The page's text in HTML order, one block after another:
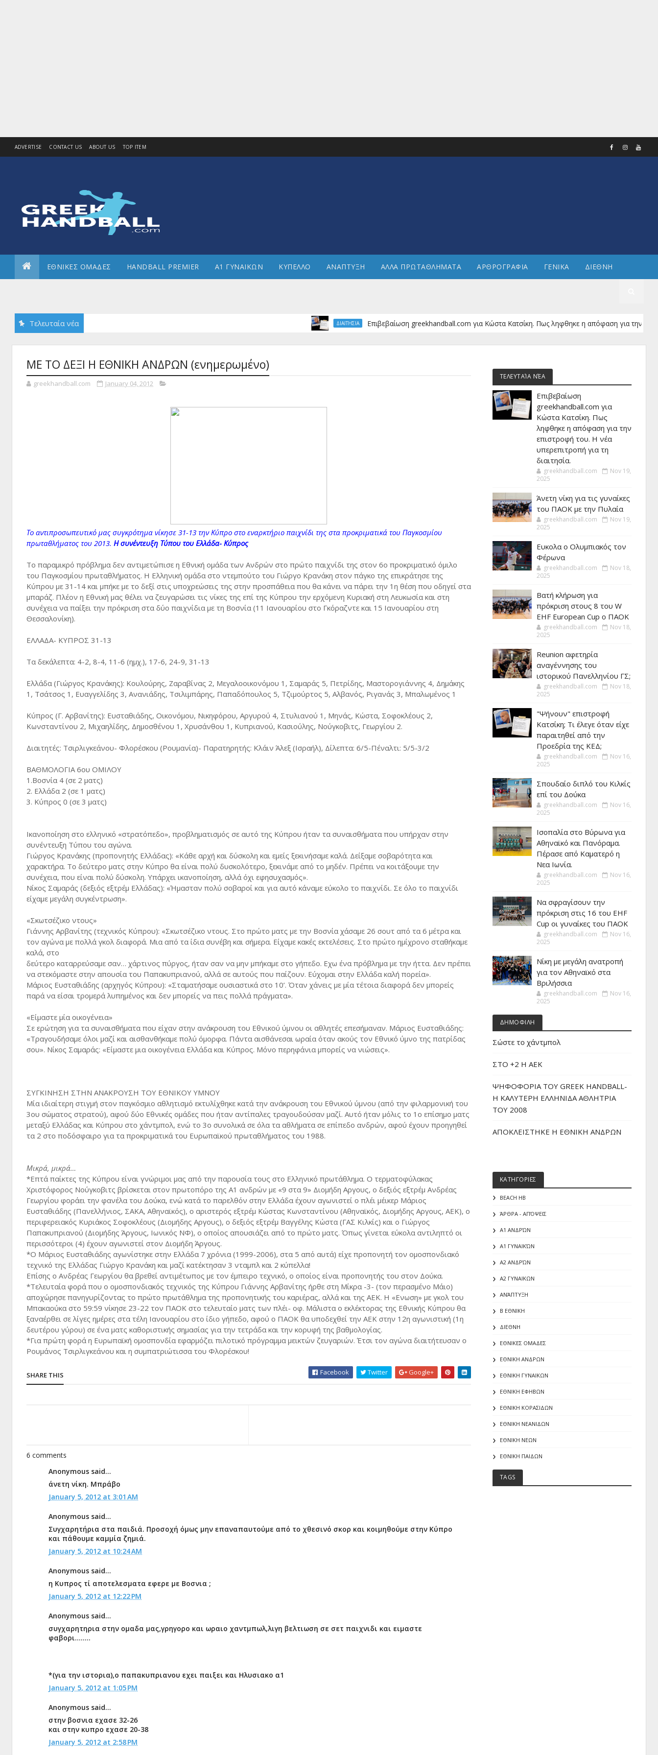
ADVERTISE CONTACT US ABOUT US TOP ITEM
ΕΘΝΙΚΕΣ ΟΜΑΔΕΣ HANDBALL PREMIER Α1 ΓΥΝΑΙΚΩΝ ΚΥΠΕΛΛΟ ΑΝΑΠΤΥΞΗ ΑΛΛΑ ΠΡΩΤΑΘΛΗΜΑΤΑ ΑΡΘΡΟΓΡΑΦΙΑ ΓΕΝΙΚΑ ΔΙΕΘΝΗ
Τελευταία νέα ΔΙΑΙΤΗΣΙΑ Επιβεβαίωση greekhandball.com για Κώστα Κατσίκη. Πως ληφθηκε η απόφαση για την επιστροφή
ΜΕ ΤΟ ΔΕΞΙ Η ΕΘΝΙΚΗ ΑΝΔΡΩΝ (ενημερωμένο)
greekhandball.com January 04, 2012
Το αντιπροσωπευτικό μας συγκρότημα νίκησε 31-13 την Κύπρο στο εναρκτήριο παιχνίδι της στα προκριματικά του Παγκοσμίου
πρωταθλήματος του 2013. Η συνέντευξη Τύπου του Ελλάδα- Κύπρος
Το παραμικρό πρόβλημα δεν αντιμετώπισε η Εθνική ομάδα των Ανδρών στο πρώτο παιχνίδι της στον 6ο προκριματικό όμιλο
του Παγκοσμίου πρωταθλήματος. Η Ελληνική ομάδα στο ντεμπούτο του Γιώργο Κρανάκη στον πάγκο της επικράτησε της
Κύπρου με 31-14 και μπήκε με το δεξί στις υποχρεώσεις της στην προσπάθεια που θα κάνει να πάρει την 1η θέση που οδηγεί στα
μπαράζ. Πλέον η Εθνική μας θέλει να ζευγαρώσει τις νίκες της επί της Κύπρου την ερχόμενη Κυριακή στη Λευκωσία και στη
συνέχεια να παίξει την πρόκριση στα δύο παιχνίδια με τη Βοσνία (11 Ιανουαρίου στο Γκόραζντε και 15 Ιανουαρίου στη
Θεσσαλονίκη).
ΕΛΛΑΔΑ- ΚΥΠΡΟΣ 31-13
Τα δεκάλεπτα: 4-2, 8-4, 11-6 (ημχ.), 17-6, 24-9, 31-13
Ελλάδα (Γιώργος Κρανάκης): Κουλούρης, Ζαραβίνας 2, Μεγαλοοικονόμου 1, Σαμαράς 5, Πετρίδης, Μαστορογιάννης 4, Δημάκης
1, Τσάτσος 1, Ευαγγελίδης 3, Ανανιάδης, Τσιλιμπάρης, Παπαδόπουλος 5, Τζιμούρτος 5, Αλβανός, Ριγανάς 3, Μπαλωμένος 1
Κύπρος (Γ. Αρβανίτης): Ευσταθιάδης, Οικονόμου, Νικηφόρου, Αργυρού 4, Στυλιανού 1, Μηνάς, Κώστα, Σοφοκλέους 2,
Κωνσταντίνου 2, Μιχαηλίδης, Δημοσθένου 1, Χρυσάνθου 1, Κυπριανού, Κασιούλης, Νούγκοβιτς, Γεωργίου 2.
Διαιτητές: Τσιρλιγκεάνου- Φλορέσκου (Ρουμανία)- Παρατηρητής: Κλάιν Άλεξ (Ισραήλ), Δίλεπτα: 6/5-Πέναλτι: 5/5-3/2
ΒΑΘΜΟΛΟΓΙΑ 6ου ΟΜΙΛΟΥ
1.Βοσνία 4 (σε 2 ματς)
2. Ελλάδα 2 (σε 1 ματς)
3. Κύπρος 0 (σε 3 ματς)
Ικανοποίηση στο ελληνικό «στρατόπεδο», προβληματισμός σε αυτό της Κύπρου ήταν τα συναισθήματα που υπήρχαν στην
συνέντευξη Τύπου του αγώνα.
Γιώργος Κρανάκης (προπονητής Ελλάδας): «Κάθε αρχή και δύσκολη και εμείς ξεκινήσαμε καλά. Δείξαμε σοβαρότητα και
χαρακτήρα. Το δεύτερο ματς στην Κύπρο θα είναι πολύ δυσκολότερο, ξεκινάμε από το μηδέν. Πρέπει να κοιτάξουμε την
συνέχεια, που είναι πολύ δύσκολη. Υπάρχει ικανοποίηση, αλλά όχι εφησυχασμός».
Νίκος Σαμαράς (δεξιός εξτρέμ Ελλάδας): «Ήμασταν πολύ σοβαροί και για αυτό κάναμε εύκολο το παιχνίδι. Σε όλο το παιχνίδι
είχαμε μεγάλη συγκέντρωση».
«Σκωτσέζικο ντους»
Γιάννης Αρβανίτης (τεχνικός Κύπρου): «Σκωτσέζικο ντους. Στο πρώτο ματς με την Βοσνία χάσαμε 26 σουτ από τα 6 μέτρα και
τον αγώνα με πολλά γκολ διαφορά. Μια από τα ίδια συνέβη και σήμερα. Είχαμε κακές εκτελέσεις. Στο πρώτο ημίχρονο σταθήκαμε
καλά, στο
δεύτερο καταρρεύσαμε σαν… χάρτινος πύργος, ήταν σαν να μην μπήκαμε στο γήπεδο. Εχω ένα πρόβλημα με την ήττα. Δεν πρέπει
να στεκόμαστε στην απουσία του Παπακυπριανού, αλλά σε αυτούς που παίζουν. Εύχομαι στην Ελλάδα καλή πορεία».
Μάριος Ευσταθιάδης (αρχηγός Κύπρου): «Σταματήσαμε ουσιαστικά στο 10’. Όταν χάνεις με μία τέτοια διαφορά δεν μπορείς
παρά να είσαι τρομερά λυπημένος και δεν μπορείς να πεις πολλά πράγματα».
«Είμαστε μία οικογένεια»
Σε ερώτηση για τα συναισθήματα που είχαν στην ανάκρουση του Εθνικού ύμνου οι αθλητές επεσήμαναν. Μάριος Ευσταθιάδης:
«Τραγουδήσαμε όλοι μαζί και αισθανθήκαμε πολύ όμορφα. Πάντα αισθάνεσαι ωραία όταν ακούς τον Εθνικό ύμνο της πατρίδας
σου». Νίκος Σαμαράς: «Είμαστε μια οικογένεια Ελλάδα και Κύπρος. Μόνο περηφάνια μπορείς να νιώσεις».
ΣΥΓΚΙΝΗΣΗ ΣΤΗΝ ΑΝΑΚΡΟΥΣΗ ΤΟΥ ΕΘΝΙΚΟΥ ΥΜΝΟΥ
Μία ιδιαίτερη στιγμή στον παγκόσμιο αθλητισμό εκτυλίχθηκε κατά την ανάκρουση του Εθνικού ύμνου (από την φιλαρμονική του
3ου σώματος στρατού), αφού δύο Εθνικές ομάδες που ήταν αντίπαλες τραγουδούσαν μαζί. Αυτό ήταν μόλις το 1ο επίσημο ματς
μεταξύ Ελλάδας και Κύπρου στο χάντμπολ, ενώ το 3ο συνολικά σε όλα τα αθλήματα σε επίπεδο ανδρών, αφού έχουν προηγηθεί
τα 2 στο ποδόσφαιρο για τα προκριματικά του Ευρωπαϊκού πρωταθλήματος του 1988.
Μικρά, μικρά…
*Επτά παίκτες της Κύπρου είναι γνώριμοι μας από την παρουσία τους στο Ελληνικό πρωτάθλημα. Ο τερματοφύλακας
Χριστόφορος Νούγκοβιτς βρίσκεται στον πρωτοπόρο της Α1 ανδρών με «9 στα 9» Διομήδη Αργους, ο δεξιός εξτρέμ Ανδρέας
Γεωργίου φοράει την φανέλα του Δούκα, ενώ κατά το παρελθόν στην Ελλάδα έχουν αγωνιστεί ο πλέι μέικερ Μάριος
Ευσταθιάδης (Πανελλήνιος, ΣΑΚΑ, Αθηναϊκός), ο αριστερός εξτρέμ Κώστας Κωνσταντίνου (Αθηναϊκός, Διομήδης Αργους, ΑΕΚ), ο
περιφερειακός Κυριάκος Σοφοκλέους (Διομήδης Αργους), ο δεξιός εξτρέμ Βαγγέλης Κώστα (ΓΑΣ Κιλκίς) και ο Γιώργος
Παπακυπριανού (Διομήδης Άργους, Ιωνικός ΝΦ), ο οποίος απουσιάζει από το πρώτο ματς. Όπως γίνεται εύκολα αντιληπτό οι
περισσότεροι (4) έχουν αγωνιστεί στον Διομήδη Άργους.
*Ο Μάριος Ευσταθιάδης αγωνίστηκε στην Ελλάδα 7 χρόνια (1999-2006), στα 5 από αυτά) είχε προπονητή τον ομοσπονδιακό
τεχνικό της Ελλάδας Γιώργο Κρανάκη και μαζί κατέκτησαν 3 νταμπλ και 2 κύπελλα!
Επίσης ο Ανδρέας Γεωργίου θα βρεθεί αντιμέτωπος με τον έμπειρο τεχνικό, ο οποίος είναι προπονητής του στον Δούκα.
*Τελευταία φορά που ο ομοσπονδιακός τεχνικός της Κύπρου Γιάννης Αρβανίτης ήρθε στη Μίκρα -3- (τον περασμένο Μάιο)
αποχώρησε πανηγυρίζοντας το πρώτο πρωτάθλημα της προπονητικής του καριέρας, αλλά και της ΑΕΚ. Η «Ενωση» με γκολ του
Μπακαούκα στο 59:59 νίκησε 23-22 τον ΠΑΟΚ στο τελευταίο ματς των πλέι- οφ. Μάλιστα ο εκλέκτορας της Εθνικής Κύπρου θα
ξαναέρθει σε λίγες ημέρες στα τέλη Ιανουαρίου στο ίδιο γήπεδο, αφού ο ΠΑΟΚ θα υποδεχθεί την ΑΕΚ στην 12η αγωνιστική (1η
δευτέρου γύρου) σε ένα ματς καθοριστικής σημασίας για την τετράδα και την κορυφή της βαθμολογίας.
*Για πρώτη φορά η Ευρωπαϊκή ομοσπονδία εφαρμόζει πιλοτικό πρόγραμμα μεικτών ζευγαριών. Έτσι τον αγώνα διαιτήτευσαν ο
Ρουμάνος Τσιρλιγκεάνου και η συμπατριώτισσα του Φλορέσκου!
SHARE THIS Facebook Twitter Google+
6 comments
Anonymous said...
άνετη νίκη. Μπράβο
January 5, 2012 at 3:01 AM
Anonymous said...
Συγχαρητήρια στα παιδιά. Προσοχή όμως μην επαναπαυτούμε από το χθεσινό σκορ και κοιμηθούμε στην Κύπρο
και πάθουμε καμμία ζημιά.
January 5, 2012 at 10:24 AM
Anonymous said...
η Κυπρος τί αποτελεσματα εφερε με Βοσνια ;
January 5, 2012 at 12:22 PM
Anonymous said...
συγχαρητηρια στην ομαδα μας,γρηγορο και ωραιο χαντμπωλ,λιγη βελτιωση σε σετ παιχνιδι και ειμαστε
φαβορι........
*(για την ιστορια),ο παπακυπριανου εχει παιξει και Ηλυσιακο α1
January 5, 2012 at 1:05 PM
Anonymous said...
στην βοσνια εχασε 32-26
και στην κυπρο εχασε 20-38
January 5, 2012 at 2:58 PM
ΤΕΛΕΥΤΑΊΑ ΝΈΑ
Επιβεβαίωση
greekhandball.com για
Κώστα Κατσίκη. Πως
ληφθηκε η απόφαση για την
επιστροφή του. Η νέα
υπερεπιτροπή για τη
διαιτησία.
greekhandball.com
Nov 19,
2025
Άνετη νίκη για τις γυναίκες
του ΠΑΟΚ με την Πυλαία
greekhandball.com
Nov 19,
2025
Ευκολα ο Ολυμπιακός τον
Φέρωνα
greekhandball.com
Nov 18,
2025
Βατή κλήρωση για
πρόκριση στους 8 του W
EHF European Cup ο ΠΑΟΚ
greekhandball.com
Nov 18,
2025
Reunion αφετηρία
αναγέννησης του
ιστορικού Πανελληνίου ΓΣ;
greekhandball.com
Nov 18,
2025
"Ψήνουν" επιστροφή
Κατσίκη; Τι έλεγε όταν είχε
παραιτηθεί από την
Προεδρία της ΚΕΔ;
greekhandball.com
Nov 16,
2025
Σπουδαίο διπλό του Κιλκίς
επί του Δούκα
greekhandball.com
Nov 16,
2025
Ισοπαλία στο Βύρωνα για
Αθηναϊκό και Πανόραμα.
Πέρασε από Καματερό η
Νεα Ιωνία.
greekhandball.com
Nov 16,
2025
Να σφραγίσουν την
πρόκριση στις 16 του EHF
Cup οι γυναίκες του ΠΑΟΚ
greekhandball.com
Nov 16,
2025
Νίκη με μεγάλη ανατροπή
για τον Αθηναϊκό στα
Βριλήσσια
greekhandball.com
Nov 16,
2025
ΔΗΜΟΦΙΛΗ
Σώστε το χάντμπολ
ΣΤΟ +2 Η ΑΕΚ
ΨΗΦΟΦΟΡΙΑ ΤΟΥ GREEK HANDBALL-
H ΚΑΛΥΤΕΡΗ ΕΛΛΗΝΙΔΑ ΑΘΛΗΤΡΙΑ
ΤΟΥ 2008
ΑΠΟΚΛΕΙΣΤΗΚΕ Η ΕΘΝΙΚΗ ΑΝΔΡΩΝ
ΚΑΤΗΓΟΡΙΕΣ
BEACH HB
ΆΡΘΡΑ - ΑΠΌΨΕΙΣ
Α1 ΑΝΔΡΏΝ
Α1 ΓΥΝΑΙΚΏΝ
Α2 ΑΝΔΡΏΝ
Α2 ΓΥΝΑΙΚΩΝ
ΑΝΆΠΤΥΞΗ
Β ΕΘΝΙΚΗ
ΔΙΕΘΝΗ
ΕΘΝΙΚΕΣ ΟΜΑΔΕΣ
ΕΘΝΙΚΗ ΑΝΔΡΩΝ
ΕΘΝΙΚΗ ΓΥΝΑΙΚΩΝ
ΕΘΝΙΚΗ ΕΦΗΒΩΝ
ΕΘΝΙΚΗ ΚΟΡΑΣΙΔΩΝ
ΕΘΝΙΚΗ ΝΕΑΝΙΔΩΝ
ΕΘΝΙΚΗ ΝΕΩΝ
ΕΘΝΙΚΗ ΠΑΙΔΩΝ
TAGS